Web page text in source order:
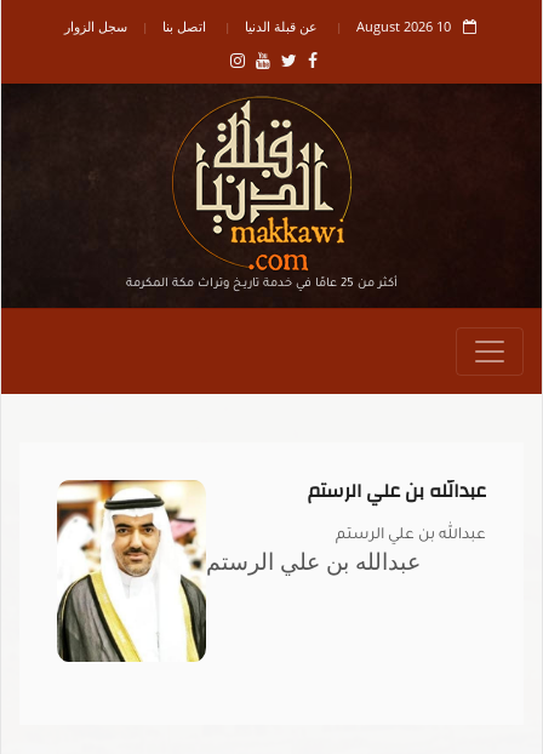
10 August 2026 عن قبلة الدنيا اتصل بنا سجل الزوار
أكثر من 25 عامًا في خدمة تاريـخ وتراث مكة المكرمة
عبدالله بن علي الرستم
عبدالله بن علي الرستم
عبدالله بن علي الرستم